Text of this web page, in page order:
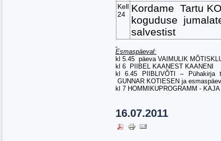
Kell
24
Kordame Tartu
koguduse
salvestist
Esmaspäeval:
kl 5.45 päeva VAIMULIK
kl 6 PIIBEL KAANEST KAANENI
kl 6.45 PIIBLIVÕTI – Pühakirja
GUNNAR KOTIESEN ja
kl 7 HOMMIKUPROGRAMM - KAJA
16.07.2011